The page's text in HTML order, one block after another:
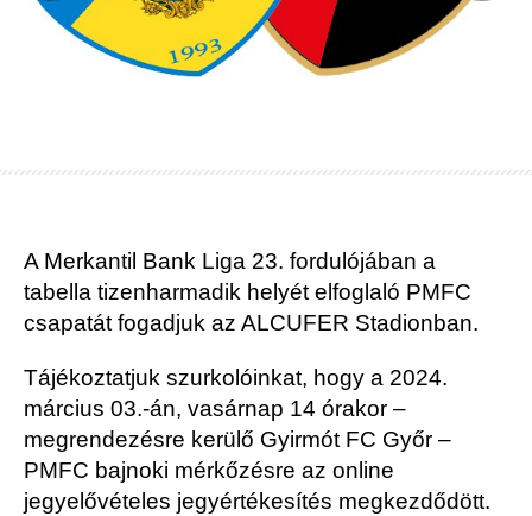
A Merkantil Bank Liga 23. fordulójában a
tabella tizenharmadik helyét elfoglaló PMFC
csapatát fogadjuk az ALCUFER Stadionban.
Tájékoztatjuk szurkolóinkat, hogy a 2024.
március 03.-án, vasárnap 14 órakor –
megrendezésre kerülő Gyirmót FC Győr –
PMFC bajnoki mérkőzésre az online
jegyelővételes jegyértékesítés megkezdődött.